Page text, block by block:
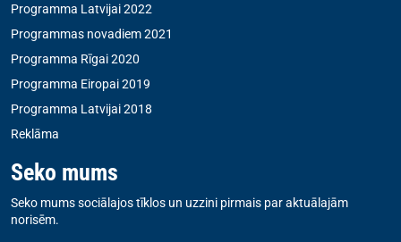
Programma Latvijai 2022
Programmas novadiem 2021
Programma Rīgai 2020
Programma Eiropai 2019
Programma Latvijai 2018
Reklāma
Seko mums
Seko mums sociālajos tīklos un uzzini pirmais par aktuālajām
norisēm.